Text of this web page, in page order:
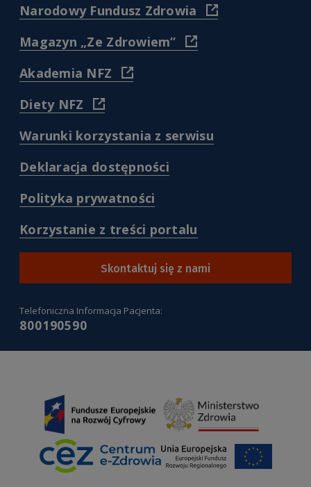
Narodowy Fundusz Zdrowia
(
https://
Magazyn „Ze Zdrowiem”
(
https://www.nfz.gov.pl/
)
Akademia NFZ
(
https://akademia.nfz.gov.pl/
Diety NFZ
(
https://diety.nfz.gov.pl/
Warunki korzystania z serwisu(
/warunki-
Deklaracja dostępności(
/deklaracja-
Polityka prywatności
/polityka-
prywatnosci
)
Korzystanie z treści portalu
/korzystanie-
z-
tresci-
Skontaktuj się z nami
Telefoniczna Informacja Pacjenta:
800190590